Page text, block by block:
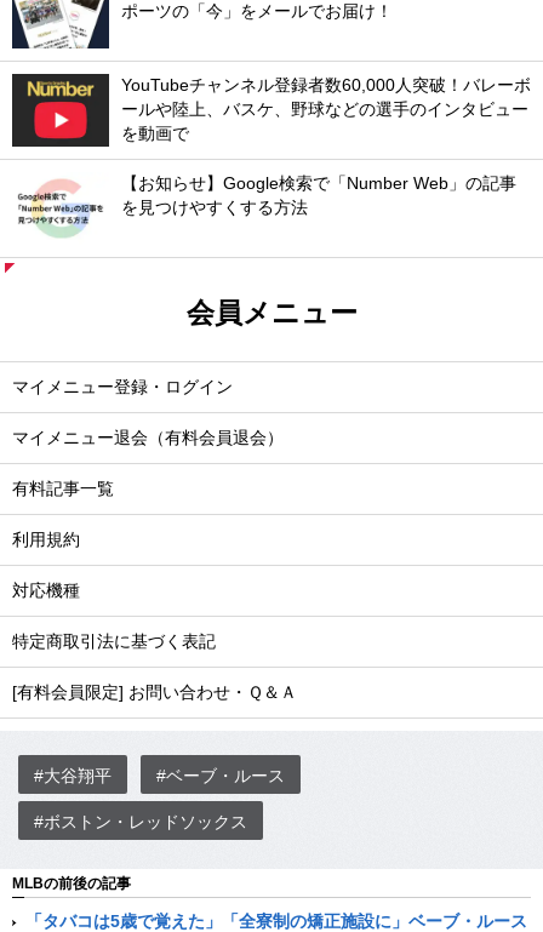
ポーツの「今」をメールでお届け！
YouTubeチャンネル登録者数60,000人突破！バレーボ
ールや陸上、バスケ、野球などの選手のインタビュー
を動画で
【お知らせ】Google検索で「Number Web」の記事
を見つけやすくする方法
会員メニュー
マイメニュー登録・ログイン
マイメニュー退会（有料会員退会）
有料記事一覧
利用規約
対応機種
特定商取引法に基づく表記
[有料会員限定] お問い合わせ・Ｑ＆Ａ
#大谷翔平 #ベーブ・ルース
#ボストン・レッドソックス
MLBの前後の記事
「タバコは5歳で覚えた」「全寮制の矯正施設に」ベーブ・ルース